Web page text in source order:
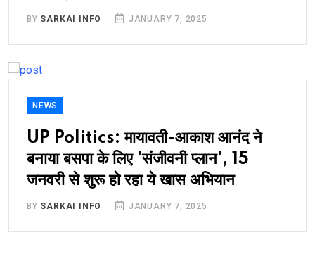
BY SARKAI INFO JANUARY 7, 2025
NEWS
UP Politics: मायावती-आकाश आनंद ने
बनाया बसपा के लिए 'संजीवनी प्लान', 15
जनवरी से शुरू हो रहा ये खास अभियान
BY SARKAI INFO JANUARY 7, 2025